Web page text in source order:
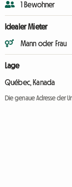
1 Bewohner
Idealer Mieter
Mann oder Frau
Lage
Québec, Kanada
Die genaue Adresse der